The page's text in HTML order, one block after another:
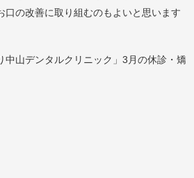
口の改善に取り組むのもよいと思います
中山デンタルクリニック」3月の休診・矯